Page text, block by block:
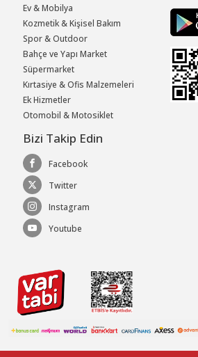
Ev & Mobilya
Kozmetik & Kişisel Bakım
Spor & Outdoor
Bahçe ve Yapı Market
Süpermarket
Kırtasiye & Ofis Malzemeleri
Ek Hizmetler
Otomobil & Motosiklet
Bizi Takip Edin
Facebook
Twitter
Instagram
Youtube